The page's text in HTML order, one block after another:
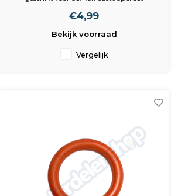
Siemens, Miele - tube a 6 gram -
Vergelijkbaar met origineel HD5061 -
€4,99
Bekijk voorraad
Vergelijk